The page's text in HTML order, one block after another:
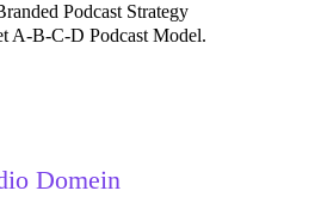
Podcast Strategy
A-B-C-D Podcast Model.
Domein